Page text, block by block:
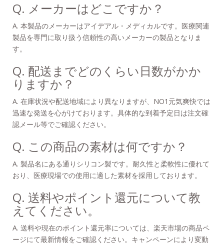
Q. メーカーはどこですか？
A. 本製品のメーカーはアイデアル・メディカルです。医療関連
製品を専門に取り扱う信頼性の高いメーカーの製品となりま
す。
Q. 配送までどのくらい日数がかか
りますか？
A. 在庫状況や配送地域により異なりますが、NO1元気爽快では
迅速な発送を心がけております。具体的な到着予定日は注文確
認メール等でご確認ください。
Q. この商品の素材は何ですか？
A. 製品名にある通りシリコン製です。耐久性と柔軟性に優れて
おり、医療現場での使用に適した素材を採用しております。
Q. 送料やポイント還元について教
えてください。
A. 送料や現在のポイント還元率については、楽天市場の商品ペ
ージにて最新情報をご確認ください。キャンペーンにより変動